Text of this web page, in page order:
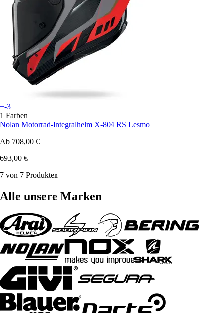
+-3
1 Farben
Nolan Motorrad-Integralhelm X-804 RS Lesmo
Ab 708,00 €
693,00 €
7 von 7 Produkten
Alle unsere Marken